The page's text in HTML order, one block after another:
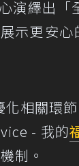
繹出「
示更安
相關環
- 我的
制。